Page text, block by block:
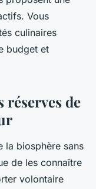
Vous
culinaires
budget et
réserves de
la biosphère sans
de les connaître
volontaire